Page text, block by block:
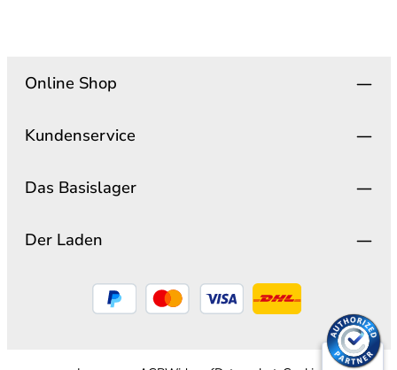
Online Shop
Kundenservice
Das Basislager
Der Laden